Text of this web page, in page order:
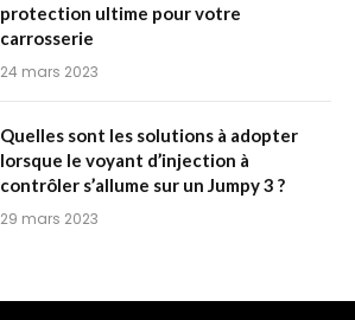
protection ultime pour votre
carrosserie
24 mars 2023
Quelles sont les solutions à adopter
lorsque le voyant d’injection à
contrôler s’allume sur un Jumpy 3 ?
29 mars 2023